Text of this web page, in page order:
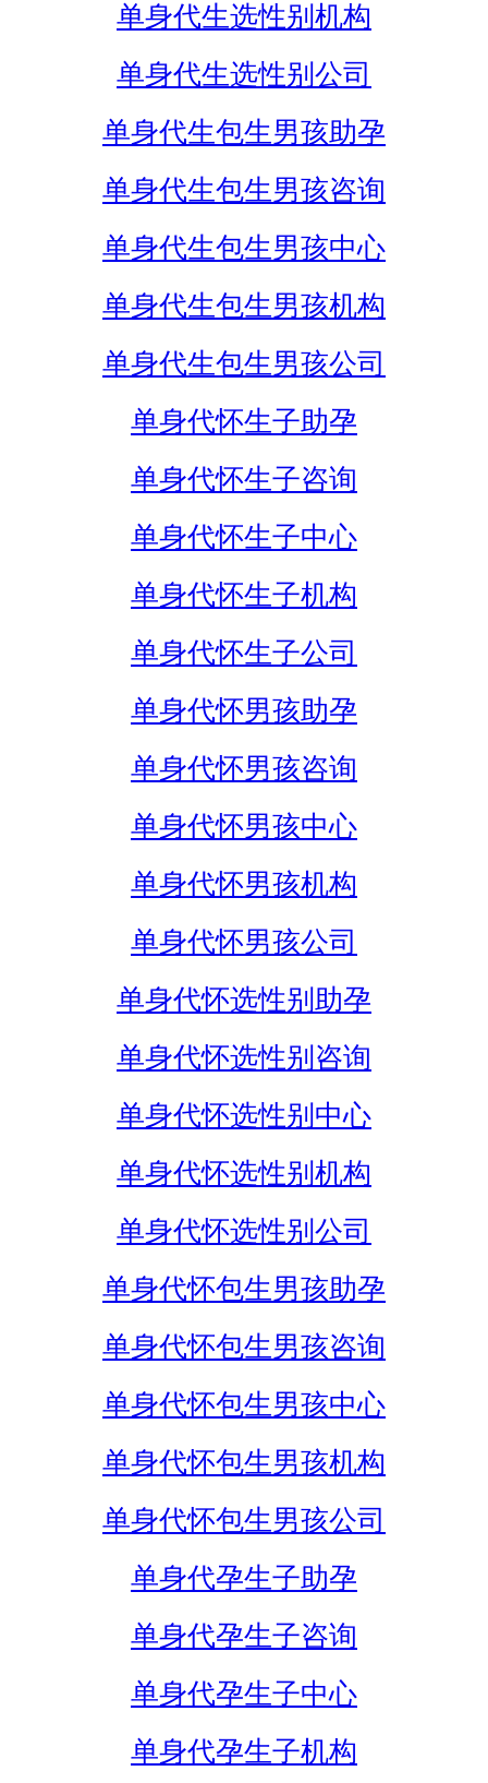
单身代生选性别机构
单身代生选性别公司
单身代生包生男孩助孕
单身代生包生男孩咨询
单身代生包生男孩中心
单身代生包生男孩机构
单身代生包生男孩公司
单身代怀生子助孕
单身代怀生子咨询
单身代怀生子中心
单身代怀生子机构
单身代怀生子公司
单身代怀男孩助孕
单身代怀男孩咨询
单身代怀男孩中心
单身代怀男孩机构
单身代怀男孩公司
单身代怀选性别助孕
单身代怀选性别咨询
单身代怀选性别中心
单身代怀选性别机构
单身代怀选性别公司
单身代怀包生男孩助孕
单身代怀包生男孩咨询
单身代怀包生男孩中心
单身代怀包生男孩机构
单身代怀包生男孩公司
单身代孕生子助孕
单身代孕生子咨询
单身代孕生子中心
单身代孕生子机构